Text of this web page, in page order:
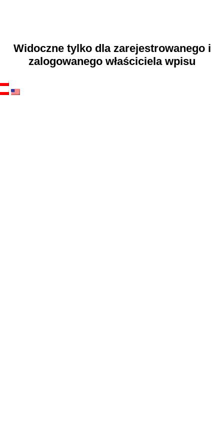
Widoczne tylko dla zarejestrowanego i
zalogowanego właściciela wpisu